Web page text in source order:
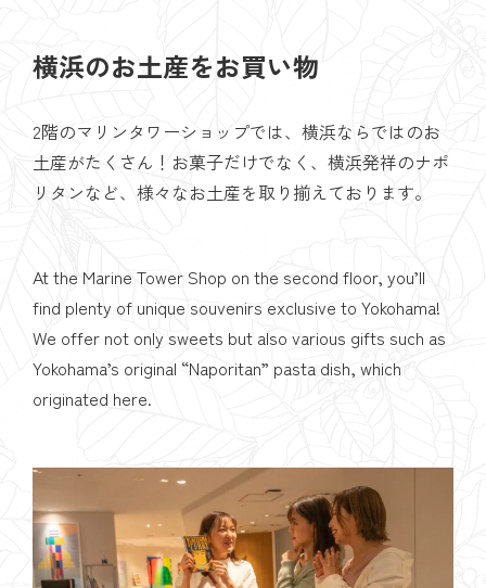
横浜のお土産をお買い物
2階のマリンタワーショップでは、横浜ならではのお
土産がたくさん！お菓子だけでなく、横浜発祥のナポ
リタンなど、様々なお土産を取り揃えております。
At the Marine Tower Shop on the second floor, you’ll
find plenty of unique souvenirs exclusive to Yokohama!
We offer not only sweets but also various gifts such as
Yokohama’s original “Naporitan” pasta dish, which
originated here.